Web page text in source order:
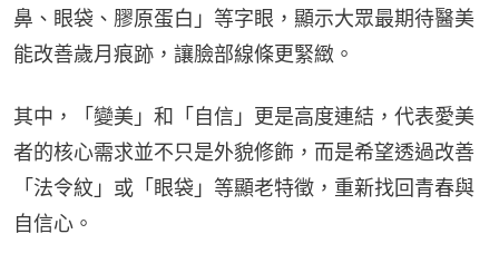
鼻、眼袋、膠原蛋白」等字眼，顯示大眾最期待醫美
能改善歲月痕跡，讓臉部線條更緊緻。
其中，「變美」和「自信」更是高度連結，代表愛美
者的核心需求並不只是外貌修飾，而是希望透過改善
「法令紋」或「眼袋」等顯老特徵，重新找回青春與
自信心。